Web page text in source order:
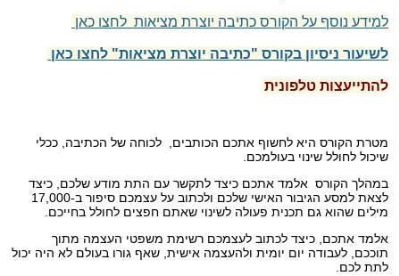
למידע נוסף על הקורס כתיבה יוצרת מציאות לחצו כאן
לשיעור ניסיון בקורס "כתיבה יוצרת מציאות" לחצו כאן
להתייעצות טלפונית
מטרת הקורס היא לחשוף אתכם הכותבים, לכוחה של הכתיבה, ככלי
שיכול לחולל שינוי בעולמכם.
במהלך הקורס אלמד אתכם כיצד לתקשר עם התת מודע שלכם, כיצד
לצאת למסע הגיבור האישי שלכם
ולכתוב על עצמכם סיפור ב-17,000
מילים שהוא גם תכנית פעולה לשינוי שאתם חפצים לחולל בחייכם.
אלמד אתכם, כיצד לכתוב לעצמכם רשימת משפטי העצמה מתוך
תוככם, לעבודה יום יומית ולהעצמה אישית, שאף גורו בעולם לא היה יכול
לתת לכם.